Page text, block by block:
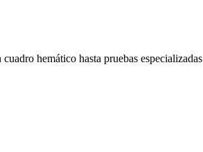
hemático hasta pruebas especializadas